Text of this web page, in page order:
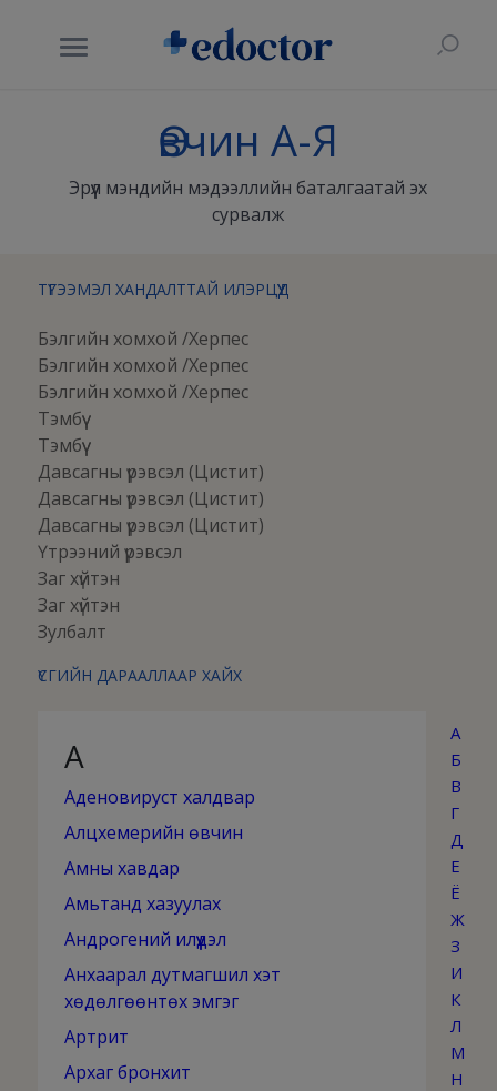
Өвчин А-Я
Эрүүл мэндийн мэдээллийн баталгаатай эх
сурвалж
ТҮГЭЭМЭЛ ХАНДАЛТТАЙ ИЛЭРЦҮҮД
Бэлгийн хомхой /Херпес
Бэлгийн хомхой /Херпес
Бэлгийн хомхой /Херпес
Тэмбүү
Тэмбүү
Давсагны үрэвсэл (Цистит)
Давсагны үрэвсэл (Цистит)
Давсагны үрэвсэл (Цистит)
Үтрээний үрэвсэл
Заг хүйтэн
Заг хүйтэн
Зулбалт
ҮСГИЙН ДАРААЛЛААР ХАЙХ
А
Б
В
Г
Д
Е
Ё
Ж
З
И
К
Л
М
Н
А
Аденовируст халдвар
Алцхемерийн өвчин
Амны хавдар
Амьтанд хазуулах
Андрогений илүүдэл
Анхаарал дутмагшил хэт
хөдөлгөөнтөх эмгэг
Артрит
Архаг бронхит